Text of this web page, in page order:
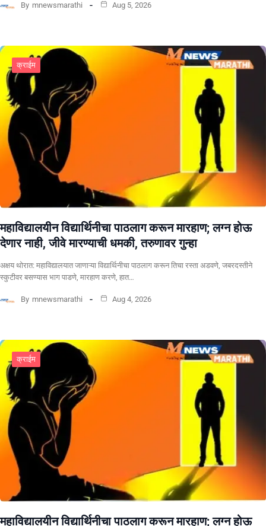
By mnewsmarathi Aug 5, 2026
क्राईम
महाविद्यालयीन विद्यार्थिनीचा पाठलाग करून मारहाण; लग्न होऊ
देणार नाही, जीवे मारण्याची धमकी, तरुणावर गुन्हा
अक्षय थोरात: महाविद्यालयात जाणाऱ्या विद्यार्थिनीचा पाठलाग करून तिचा रस्ता अडवणे, जबरदस्तीने
स्कुटीवर बसण्यास भाग पाडणे, मारहाण करणे, हात…
By mnewsmarathi Aug 4, 2026
क्राईम
महाविद्यालयीन विद्यार्थिनीचा पाठलाग करून मारहाण; लग्न होऊ